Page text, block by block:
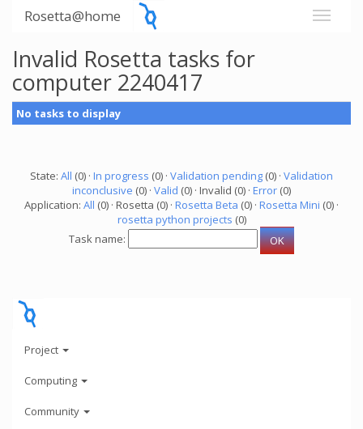
Rosetta@home
Invalid Rosetta tasks for
computer 2240417
No tasks to display
State: All (0) · In progress (0) · Validation pending (0) · Validation
inconclusive (0) · Valid (0) · Invalid (0) · Error (0)
Application: All (0) · Rosetta (0) · Rosetta Beta (0) · Rosetta Mini (0) ·
rosetta python projects (0)
Task name:
Project
Computing
Community